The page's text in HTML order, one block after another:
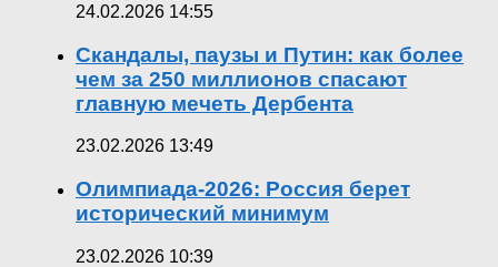
24.02.2026 14:55
Скандалы, паузы и Путин: как более
чем за 250 миллионов спасают
главную мечеть Дербента
23.02.2026 13:49
Олимпиада-2026: Россия берет
исторический минимум
23.02.2026 10:39